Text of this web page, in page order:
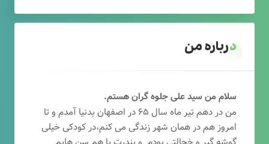
درباره من
سلام من سید علی جلوه گران هستم.
من در دهم تیر ماه سال ۶۵ در اصفهان بدنیا آمدم و تا
امروز هم در همان شهر زندگی می کنم،در کودکی خیلی